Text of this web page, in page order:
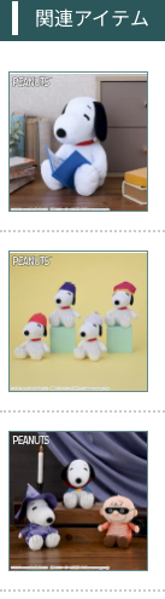
関連アイテム